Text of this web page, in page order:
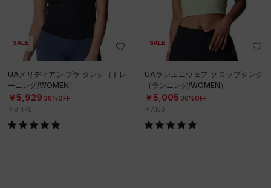
SALE
UAメリディアン ブラ タンク（トレ
ーニング/WOMEN）
￥5,929 30%OFF
￥8,470
SALE
UAランエニウェア クロップタンク
（ランニング/WOMEN）
￥5,005 30%OFF
￥7,150